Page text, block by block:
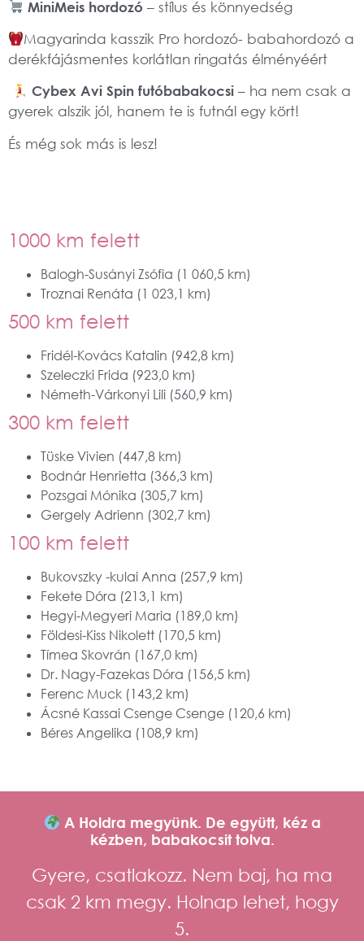
MiniMeis hordozó – stílus és könnyedség
Magyarinda kasszik Pro hordozó- babahordozó a
derékfájásmentes korlátlan ringatás élményéért
Cybex Avi Spin futóbabakocsi – ha nem csak a
gyerek alszik jól, hanem te is futnál egy kört!
És még sok más is lesz!
1000 km felett
Balogh-Susányi Zsófia (1 060,5 km)
Troznai Renáta (1 023,1 km)
500 km felett
Fridél-Kovács Katalin (942,8 km)
Szeleczki Frida (923,0 km)
Németh-Várkonyi Lili (560,9 km)
300 km felett
Tüske Vivien (447,8 km)
Bodnár Henrietta (366,3 km)
Pozsgai Mónika (305,7 km)
Gergely Adrienn (302,7 km)
100 km felett
Bukovszky -kulai Anna (257,9 km)
Fekete Dóra (213,1 km)
Hegyi-Megyeri Maria (189,0 km)
Földesi-Kiss Nikolett (170,5 km)
Tímea Skovrán (167,0 km)
Dr. Nagy-Fazekas Dóra (156,5 km)
Ferenc Muck (143,2 km)
Ácsné Kassai Csenge Csenge (120,6 km)
Béres Angelika (108,9 km)
A Holdra megyünk. De együtt, kéz a
kézben, babakocsit tolva.
Gyere, csatlakozz. Nem baj, ha ma
csak 2 km megy. Holnap lehet, hogy
5.